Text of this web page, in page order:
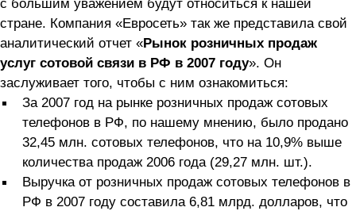
с большим уважением будут относиться к нашей
стране. Компания «Евросеть» так же представила свой
аналитический отчет «Рынок розничных продаж
услуг сотовой связи в РФ в 2007 году». Он
заслуживает того, чтобы с ним ознакомиться:
За 2007 год на рынке розничных продаж сотовых
телефонов в РФ, по нашему мнению, было продано
32,45 млн. сотовых телефонов, что на 10,9% выше
количества продаж 2006 года (29,27 млн. шт.).
Выручка от розничных продаж сотовых телефонов в
РФ в 2007 году составила 6,81 млрд. долларов, что